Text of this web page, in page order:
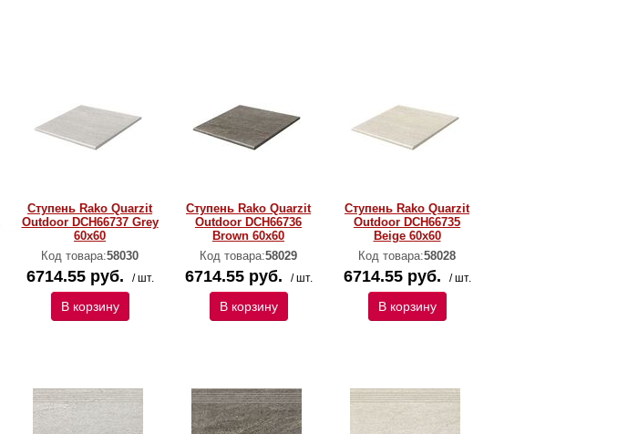
Ступень Rako Quarzit
Outdoor DCH66737 Grey
60x60
Код товара:58030
6714.55 руб. / шт.
В корзину
Ступень Rako Quarzit
Outdoor DCH66736
Brown 60x60
Код товара:58029
6714.55 руб. / шт.
В корзину
Ступень Rako Quarzit
Outdoor DCH66735
Beige 60x60
Код товара:58028
6714.55 руб. / шт.
В корзину